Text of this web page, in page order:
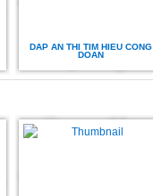
DAP AN THI TIM HIEU CONG
DOAN